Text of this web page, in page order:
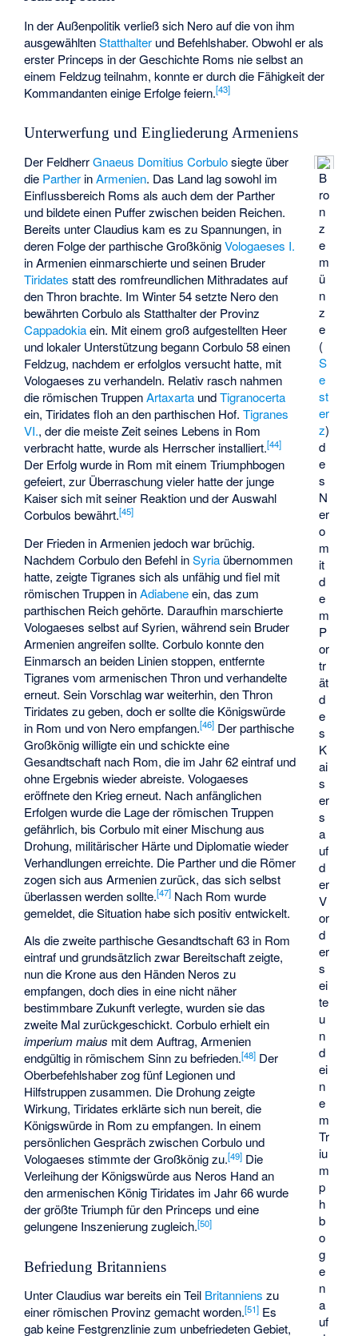
In der Außenpolitik verließ sich Nero auf die von ihm
ausgewähltenStatthalter und Befehlshaber. Obwohl er als
erster Princeps in der Geschichte Roms nie selbst an
einem Feldzug teilnahm, konnte er durch die Fähigkeit der
Kommandanten einige Erfolge feiern.[43]
Unterwerfung und Eingliederung Armeniens
B
ro
n
z
e
m
ü
n
z
e
(
S
e
st
er
z)
d
e
s
N
er
o
m
it
d
e
m
P
or
tr
ät
d
e
s
K
ai
s
er
s
a
uf
d
er
V
or
d
er
s
ei
te
u
n
d
ei
n
e
m
Tr
iu
m
p
h
b
o
g
e
n
a
uf
Der FeldherrGnaeus Domitius Corbulosiegte über
die Parther inArmenien. Das Land lag sowohl im
Einflussbereich Roms als auch dem der Parther
und bildete einen Puffer zwischen beiden Reichen.
Bereits unter Claudius kam es zu Spannungen, in
deren Folge der parthische GroßkönigVologaeses I.
in Armenien einmarschierte und seinen Bruder
Tiridates statt des romfreundlichen Mithradates auf
den Thron brachte. Im Winter 54 setzte Nero den
bewährten Corbulo als Statthalter der Provinz
Cappadokiaein. Mit einem groß aufgestellten Heer
und lokaler Unterstützung begann Corbulo 58 einen
Feldzug, nachdem er erfolglos versucht hatte, mit
Vologaeses zu verhandeln. Relativ rasch nahmen
die römischen TruppenArtaxarta undTigranocerta
ein, Tiridates floh an den parthischen Hof.Tigranes
VI., der die meiste Zeit seines Lebens in Rom
verbracht hatte, wurde als Herrscher installiert.[44]
Der Erfolg wurde in Rom mit einem Triumphbogen
gefeiert, zur Überraschung vieler hatte der junge
Kaiser sich mit seiner Reaktion und der Auswahl
Corbulos bewährt.[45]
Der Frieden in Armenien jedoch war brüchig.
Nachdem Corbulo den Befehl inSyria übernommen
hatte, zeigte Tigranes sich als unfähig und fiel mit
römischen Truppen inAdiabeneein, das zum
parthischen Reich gehörte. Daraufhin marschierte
Vologaeses selbst auf Syrien, während sein Bruder
Armenien angreifen sollte. Corbulo konnte den
Einmarsch an beiden Linien stoppen, entfernte
Tigranes vom armenischen Thron und verhandelte
erneut. Sein Vorschlag war weiterhin, den Thron
Tiridates zu geben, doch er sollte die Königswürde
in Rom und von Nero empfangen.[46] Der parthische
Großkönig willigte ein und schickte eine
Gesandtschaft nach Rom, die im Jahr 62 eintraf und
ohne Ergebnis wieder abreiste. Vologaeses
eröffnete den Krieg erneut. Nach anfänglichen
Erfolgen wurde die Lage der römischen Truppen
gefährlich, bis Corbulo mit einer Mischung aus
Drohung, militärischer Härte und Diplomatie wieder
Verhandlungen erreichte. Die Parther und die Römer
zogen sich aus Armenien zurück, das sich selbst
überlassen werden sollte.[47] Nach Rom wurde
gemeldet, die Situation habe sich positiv entwickelt.
Als die zweite parthische Gesandtschaft 63 in Rom
eintraf und grundsätzlich zwar Bereitschaft zeigte,
nun die Krone aus den Händen Neros zu
empfangen, doch dies in eine nicht näher
bestimmbare Zukunft verlegte, wurden sie das
zweite Mal zurückgeschickt. Corbulo erhielt ein
imperium maius mit dem Auftrag, Armenien
endgültig in römischem Sinn zu befrieden.[48] Der
Oberbefehlshaber zog fünf Legionen und
Hilfstruppen zusammen. Die Drohung zeigte
Wirkung, Tiridates erklärte sich nun bereit, die
Königswürde in Rom zu empfangen. In einem
persönlichen Gespräch zwischen Corbulo und
Vologaeses stimmte der Großkönig zu.[49] Die
Verleihung der Königswürde aus Neros Hand an
den armenischen König Tiridates im Jahr 66 wurde
der größte Triumph für den Princeps und eine
gelungene Inszenierung zugleich.[50]
Befriedung Britanniens
Unter Claudius war bereits ein Teil Britanniens zu
einer römischen Provinz gemacht worden.[51] Es
gab keine Festgrenzlinie zum unbefriedeten Gebiet,